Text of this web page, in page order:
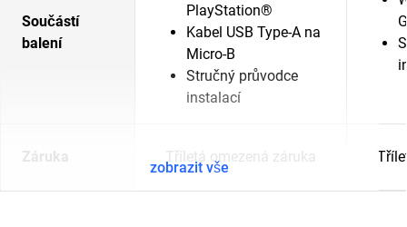
Součástí
balení
PlayStation®
Kabel USB Type-A na
Micro-B
Stručný průvodce
instalací
Záruka Tříletá omezená záruka
zobrazit vše